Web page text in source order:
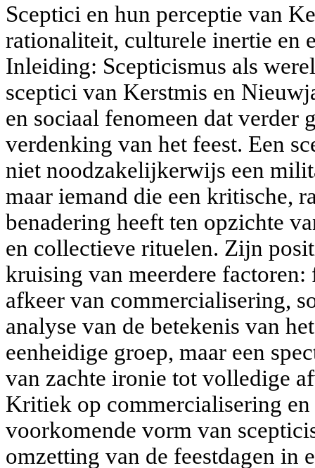
Sceptici en hun perceptie van
rationaliteit, culturele inertie en
Inleiding: Scepticismus als
sceptici van Kerstmis en
en sociaal fenomeen dat verder
verdenking van het feest. Een
niet noodzakelijkerwijs een
maar iemand die een kritische,
benadering heeft ten opzichte
en collectieve rituelen. Zijn
kruising van meerdere
afkeer van commercialisering,
analyse van de betekenis van
eenheidige groep, maar een
van zachte ironie tot volledige
Kritiek op commercialisering en
voorkomende vorm van
omzetting van de feestdagen in